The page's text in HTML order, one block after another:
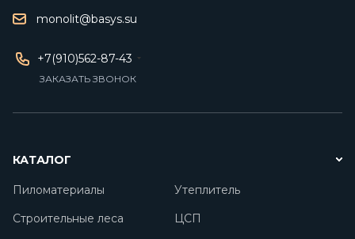
monolit@basys.su
+7(910)562-87-43
ЗАКАЗАТЬ ЗВОНОК
КАТАЛОГ
Пиломатериалы
Утеплитель
Строительные леса
ЦСП